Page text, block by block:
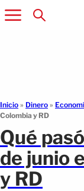
Inicio » Dinero »
Colombia y RD
Qué
de junio
y RD